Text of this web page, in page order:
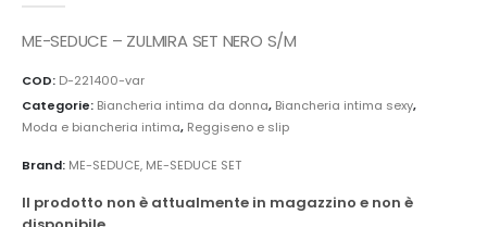
ME-SEDUCE – ZULMIRA SET NERO S/M
COD: D-221400-var
Categorie: Biancheria intima da donna, Biancheria intima sexy,
Moda e biancheria intima, Reggiseno e slip
Brand: ME-SEDUCE, ME-SEDUCE SET
Il prodotto non è attualmente in magazzino e non è